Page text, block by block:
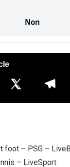
Non
foot – PSG –
– LiveSport